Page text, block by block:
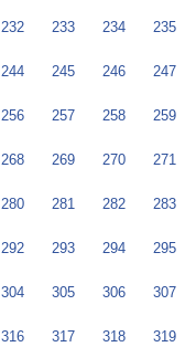
232 233 234 235
244 245 246 247
256 257 258 259
268 269 270 271
280 281 282 283
292 293 294 295
304 305 306 307
316 317 318 319